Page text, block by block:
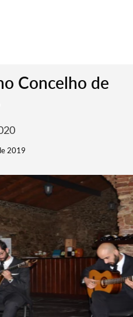
Concelho de
2019